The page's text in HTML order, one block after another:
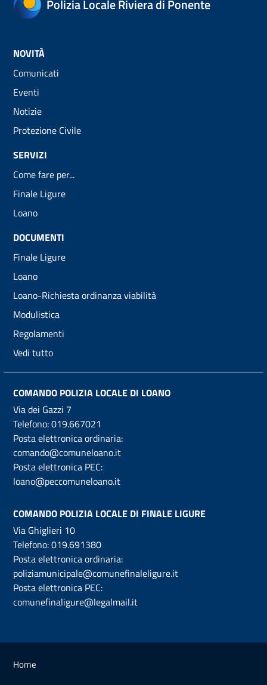
Polizia Locale Riviera di Ponente
NOVITÀ
Comunicati
Eventi
Notizie
Protezione Civile
SERVIZI
Come fare per...
Finale Ligure
Loano
DOCUMENTI
Finale Ligure
Loano
Loano-Richiesta ordinanza viabilità
Modulistica
Regolamenti
Vedi tutto
COMANDO POLIZIA LOCALE DI LOANO
Via dei Gazzi 7
Telefono:019.667021
Posta elettronica ordinaria:
comando@comuneloano.it
Posta elettronica PEC:
loano@peccomuneloano.it
COMANDO POLIZIA LOCALE DI FINALE LIGURE
Via Ghiglieri 10
Telefono:019.691380
Posta elettronica ordinaria:
poliziamunicipale@comunefinaleligure.it
Posta elettronica PEC:
comunefinaligure@legalmail.it
Home